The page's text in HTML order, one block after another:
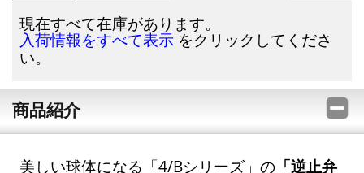
現在すべて在庫があります。
入荷情報をすべて表示 をクリックしてくださ
い。
商品紹介
美しい球体になる「4/Bシリーズ」の 「逆止弁